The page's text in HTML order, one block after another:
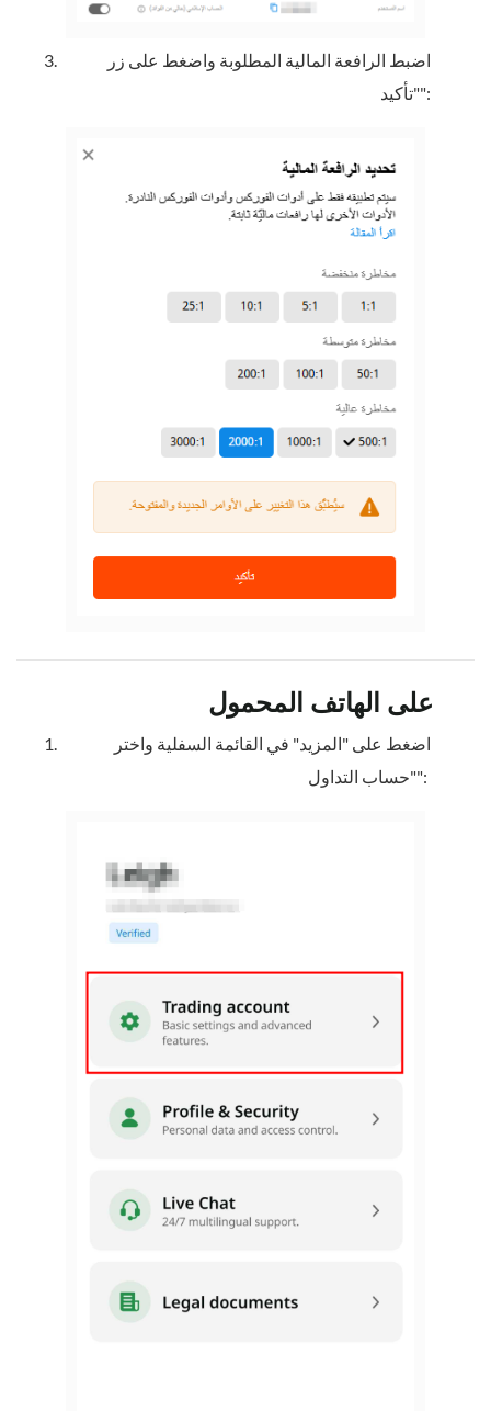
اضبط الرافعة المالية المطلوبة واضغط على زر
"تأكيد":
على الهاتف المحمول
اضغط على "المزيد" في القائمة السفلية واختر
"حساب التداول":